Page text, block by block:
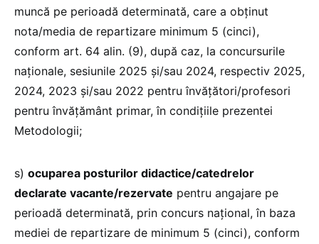
muncă pe perioadă determinată, care a obţinut
nota/media de repartizare minimum 5 (cinci),
conform art. 64 alin. (9), după caz, la concursurile
naţionale, sesiunile 2025 şi/sau 2024, respectiv 2025,
2024, 2023 şi/sau 2022 pentru învăţători/profesori
pentru învățământ primar, în condiţiile prezentei
Metodologii;
s) ocuparea posturilor didactice/catedrelor
declarate vacante/rezervate pentru angajare pe
perioadă determinată, prin concurs naţional, în baza
mediei de repartizare de minimum 5 (cinci), conform